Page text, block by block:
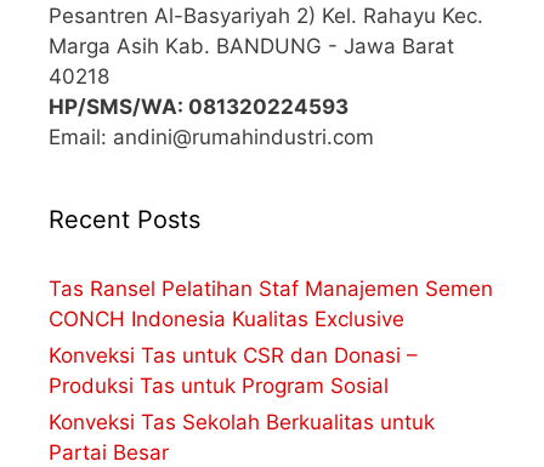
Pesantren Al-Basyariyah 2) Kel. Rahayu Kec.
Marga Asih Kab. BANDUNG - Jawa Barat
40218
HP/SMS/WA: 081320224593
Email: andini@rumahindustri.com
Recent Posts
Tas Ransel Pelatihan Staf Manajemen Semen
CONCH Indonesia Kualitas Exclusive
Konveksi Tas untuk CSR dan Donasi –
Produksi Tas untuk Program Sosial
Konveksi Tas Sekolah Berkualitas untuk
Partai Besar